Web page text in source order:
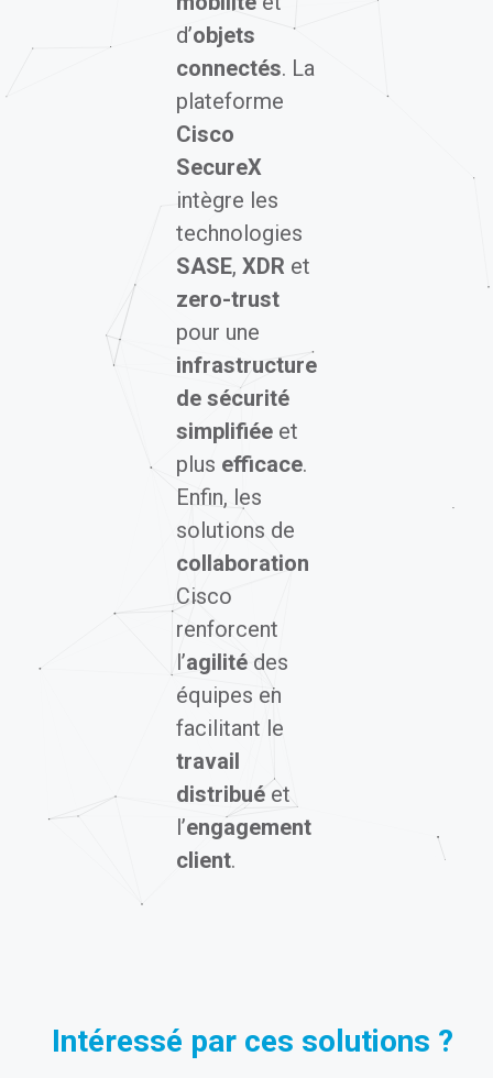
connectés
plateforme
Cisco
SecureX
intègre les
technologies
SASE , XDR
zero-trust
pour une
infrastructure
de sécurité
simplifiéeet
plus efficace
Enfin, les
solutions de
collaboration
Cisco
renforcent
l’agilité
équipes en
facilitant le
travail
distribué et
l’engagement
client.
Afin de recevoir plus d’informations sur CISCO,